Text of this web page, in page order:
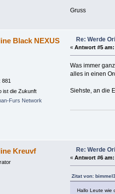
Gruss
Black NEXUS
881
ist die Zukunft
Re: Werde
« Antwort #5 am:
Was immer
alles in einen
Siehste, an die
Kreuvf Re: Werde
« Antwort #6 am:
Zitat von:
Hallo Leute wie